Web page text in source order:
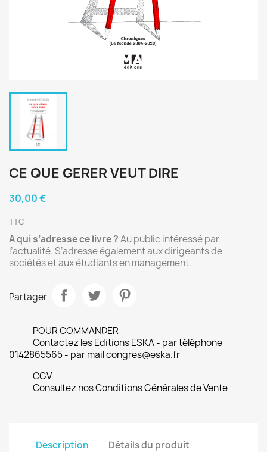
CE QUE GERER VEUT DIRE
30,00 €
TTC
A qui s’adresse ce livre ?Au public intéressé par
l’actualité. S’adresse également aux dirigeants de
sociétés et aux étudiants en management.
Partager
POUR COMMANDER
Contactez les Editions ESKA - par téléphone
0142865565 - par mail congres@eska.fr
CGV
Consultez nos Conditions Générales de Vente
Description Détails du produit